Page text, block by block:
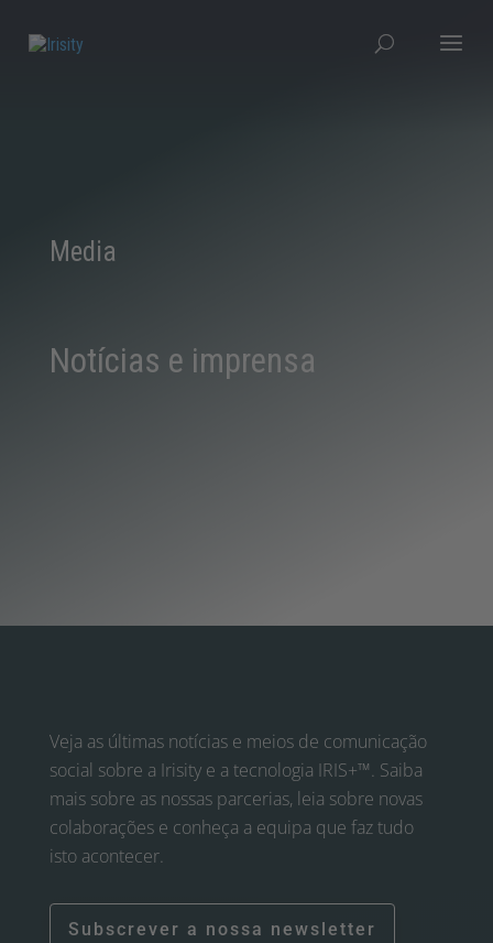
Media
Notícias e imprensa
Veja as últimas notícias e meios de comunicação
social sobre a Irisity e a tecnologia IRIS+™. Saiba
mais sobre as nossas parcerias, leia sobre novas
colaborações e conheça a equipa que faz tudo
isto acontecer.
Subscrever a nossa newsletter